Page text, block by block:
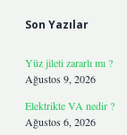
Son Yazılar
Yüz jileti zararlı mı ?
Ağustos 9, 2026
Elektrikte VA nedir ?
Ağustos 6, 2026